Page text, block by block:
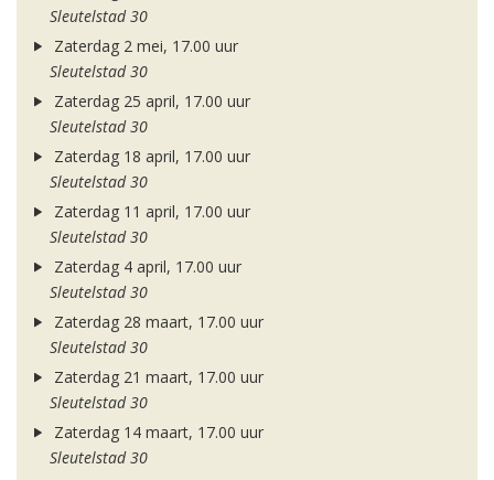
Sleutelstad 30
Zaterdag 2 mei, 17.00 uur
Sleutelstad 30
Zaterdag 25 april, 17.00 uur
Sleutelstad 30
Zaterdag 18 april, 17.00 uur
Sleutelstad 30
Zaterdag 11 april, 17.00 uur
Sleutelstad 30
Zaterdag 4 april, 17.00 uur
Sleutelstad 30
Zaterdag 28 maart, 17.00 uur
Sleutelstad 30
Zaterdag 21 maart, 17.00 uur
Sleutelstad 30
Zaterdag 14 maart, 17.00 uur
Sleutelstad 30